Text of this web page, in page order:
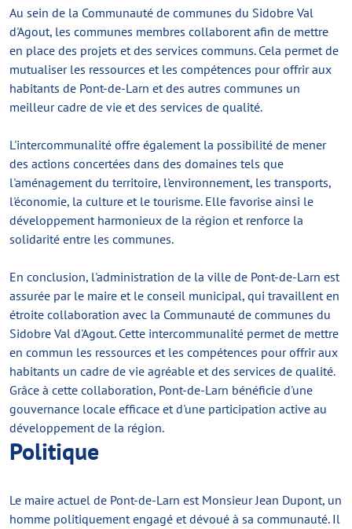
Au sein de la Communauté de communes du Sidobre Val
d'Agout, les communes membres collaborent afin de mettre
en place des projets et des services communs. Cela permet de
mutualiser les ressources et les compétences pour offrir aux
habitants de Pont-de-Larn et des autres communes un
meilleur cadre de vie et des services de qualité.
L'intercommunalité offre également la possibilité de mener
des actions concertées dans des domaines tels que
l'aménagement du territoire, l'environnement, les transports,
l'économie, la culture et le tourisme. Elle favorise ainsi le
développement harmonieux de la région et renforce la
solidarité entre les communes.
En conclusion, l'administration de la ville de Pont-de-Larn est
assurée par le maire et le conseil municipal, qui travaillent en
étroite collaboration avec la Communauté de communes du
Sidobre Val d'Agout. Cette intercommunalité permet de mettre
en commun les ressources et les compétences pour offrir aux
habitants un cadre de vie agréable et des services de qualité.
Grâce à cette collaboration, Pont-de-Larn bénéficie d'une
gouvernance locale efficace et d'une participation active au
développement de la région.
Politique
Le maire actuel de Pont-de-Larn est Monsieur Jean Dupont, un
homme politiquement engagé et dévoué à sa communauté. Il